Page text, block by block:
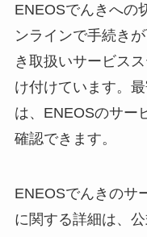
ENEOSでんきへの
ンラインで手続き
き取扱いサービス
け付けています。
は、ENEOSのサー
確認できます。
ENEOSでんきのサ
に関する詳細は、